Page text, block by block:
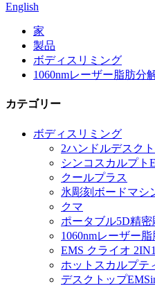
English
家
製品
ボディスリミング
1060nmレーザー脂肪分
カテゴリー
ボディスリミング
2ハンドルデスク
シンコスカルプト
クールプラス
氷彫刻ボードマシ
クマ
ポータブル5D精密
1060nmレーザー
EMS クライオ 2IN1
ホットスカルプテ
デスクトップ